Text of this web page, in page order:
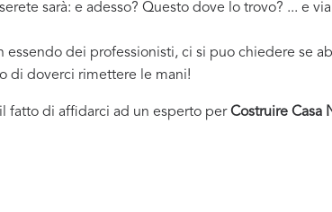
sarà: e adesso? Questo dove lo trovo? ... e
essendo dei professionisti, ci si puo chiedere se
di doverci rimettere le mani!
fatto di affidarci ad un esperto perCostruire Casa